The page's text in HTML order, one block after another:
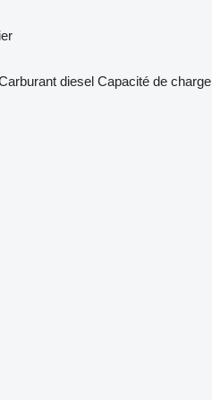
diesel Capacité de charge